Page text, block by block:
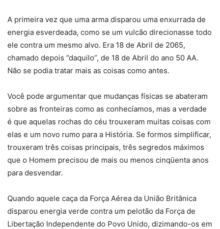
A primeira vez que uma arma disparou uma enxurrada de
energia esverdeada, como se um vulcão direcionasse todo
ele contra um mesmo alvo. Era 18 de Abril de 2065,
chamado depois ”daquilo”, de 18 de Abril do ano 50 AA.
Não se podia tratar mais as coisas como antes.
Você pode argumentar que mudanças físicas se abateram
sobre as fronteiras como as conhecíamos, mas a verdade
é que aquelas rochas do céu trouxeram muitas coisas com
elas e um novo rumo para a História. Se formos simplificar,
trouxeram três coisas principais, três segredos máximos
que o Homem precisou de mais ou menos cinqüenta anos
para desvendar.
Quando aquele caça da Força Aérea da União Britânica
disparou energia verde contra um pelotão da Força de
Libertação Independente do Povo Unido, dizimando-os em